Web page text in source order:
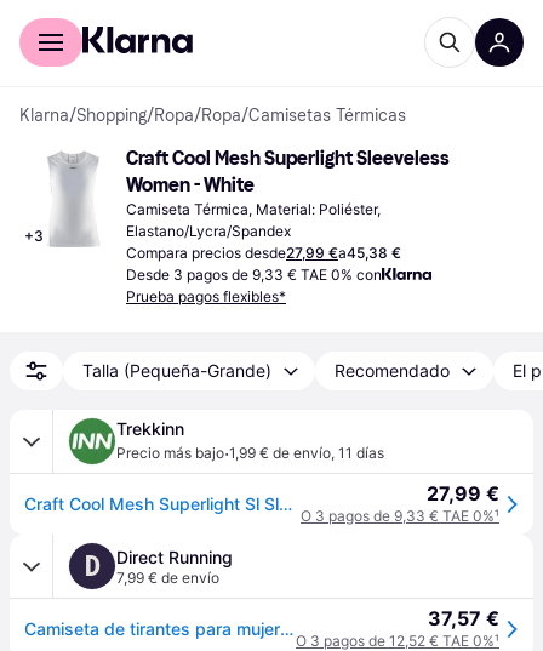
Comprar con Klarna
Klarna/Shopping/Ropa/Ropa/Camisetas Térmicas
+3
Craft Cool Mesh Superlight Sleeveless
Women - White
Camiseta Térmica, Material: Poliéster,
Elastano/Lycra/Spandex
Compara precios desde27,99 €a45,38 €
Desde 3 pagos de 9,33 € TAE 0% con
Prueba pagos flexibles*
Talla (Pequeña-Grande) Recomendado El
Trekkinn
Precio más bajo·1,99 € de envío, 11 días
Craft Cool Mesh Superlight Sl Sleeveless Base Layer Blanco L Mujer 27,99 €
O 3 pagos de 9,33 € TAE 0%¹
D Direct Running
7,99 € de envío
Camiseta de tirantes para mujer Craft Cool Superl - Blanc 37,57 €
O 3 pagos de 12,52 € TAE 0%¹